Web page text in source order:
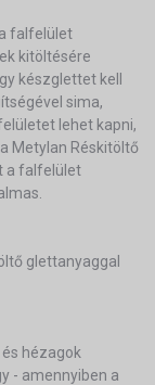
falfelület
kitöltésére
készglettet kell
sima,
lehet kapni,
Metylan Réskitöltő
a falfelület
glettanyaggal
hézagok
- amennyiben a